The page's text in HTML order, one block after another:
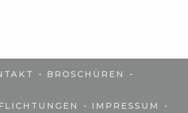
- BROSCHÜREN -
- IMPRESSUM -